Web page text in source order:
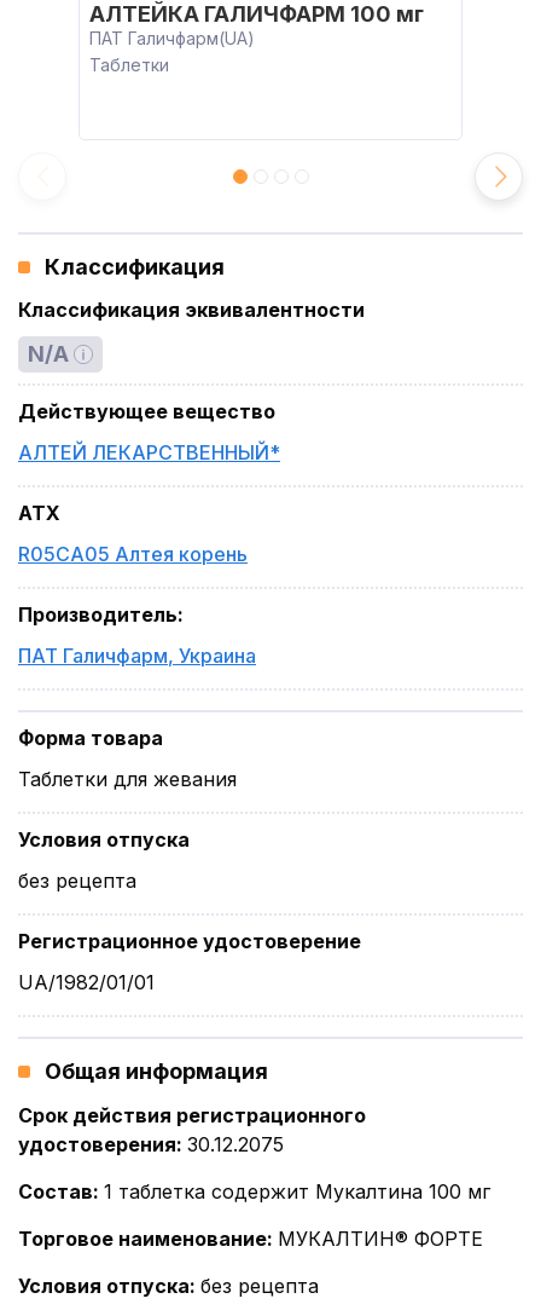
АЛТЕЙКА ГАЛИЧФАРМ 100 мг
ПАТ Галичфарм(UA)
Таблетки
Классификация
Классификация эквивалентности
N/A
Действующее вещество
АЛТЕЙ ЛЕКАРСТВЕННЫЙ*
ATX
R05CA05 Алтея корень
Производитель:
ПАТ Галичфарм, Украина
Форма товара
Таблетки для жевания
Условия отпуска
без рецепта
Регистрационное удостоверение
UA/1982/01/01
Общая информация
Срок действия регистрационного
удостоверения: 30.12.2075
Состав: 1 таблетка содержит Мукалтина 100 мг
Торговое наименование: МУКАЛТИН® ФОРТЕ
Условия отпуска: без рецепта